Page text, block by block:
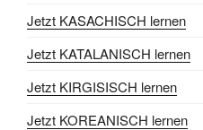
Jetzt KASACHISCH lernen
Jetzt KATALANISCH lernen
Jetzt KIRGISISCH lernen
Jetzt KOREANISCH lernen